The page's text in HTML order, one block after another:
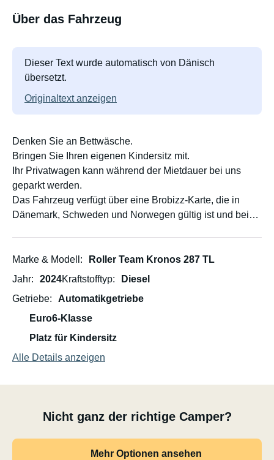
Über das Fahrzeug
Dieser Text wurde automatisch von Dänisch
übersetzt.
Originaltext anzeigen
Denken Sie an Bettwäsche.
Bringen Sie Ihren eigenen Kindersitz mit.
Ihr Privatwagen kann während der Mietdauer bei uns
geparkt werden.
Das Fahrzeug verfügt über eine Brobizz-Karte, die in
Dänemark, Schweden und Norwegen gültig ist und bei
Die Kosten werden von der Kaution abgezogen.
Das Starterpaket ist obligatorisch.
Marke & Modell
Roller Team Kronos 287 TL
Jahr
2024Kraftstofftyp
Diesel
Getriebe
Automatikgetriebe
Euro6-Klasse
Platz für Kindersitz
Alle Details anzeigen
Nicht ganz der richtige Camper?
Mehr Optionen ansehen